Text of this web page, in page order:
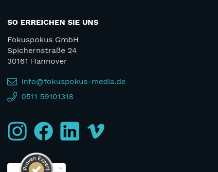
SO ERREICHEN SIE UNS
Fokuspokus GmbH
Spichernstraße 24
30161 Hannover
info@fokuspokus-media.de
0511 59101318